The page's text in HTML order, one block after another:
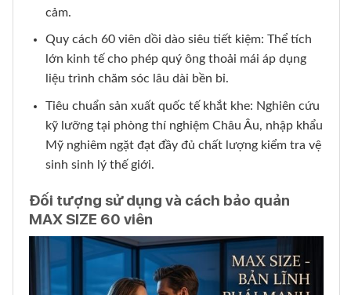
cảm.
Quy cách 60 viên dồi dào siêu tiết kiệm: Thể tích
lớn kinh tế cho phép quý ông thoải mái áp dụng
liệu trình chăm sóc lâu dài bền bỉ.
Tiêu chuẩn sản xuất quốc tế khắt khe: Nghiên cứu
kỹ lưỡng tại phòng thí nghiệm Châu Âu, nhập khẩu
Mỹ nghiêm ngặt đạt đầy đủ chất lượng kiểm tra vệ
sinh sinh lý thế giới.
Đối tượng sử dụng và cách bảo quản
MAX SIZE 60 viên